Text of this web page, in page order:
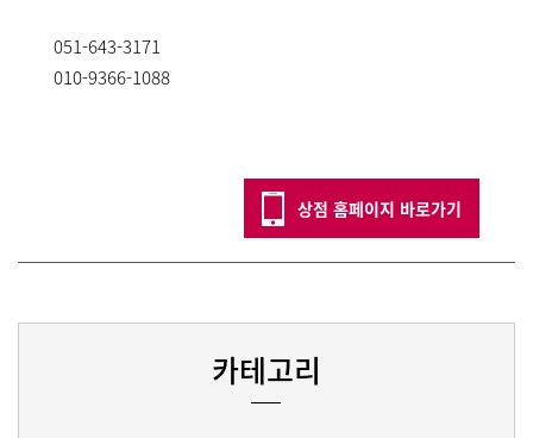
051-643-3171
010-9366-1088
상점 홈페이지 바로가기
카테고리